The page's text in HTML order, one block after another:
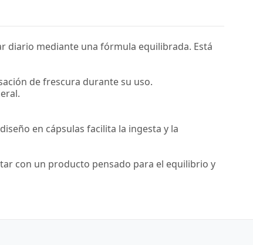
diario mediante una fórmula equilibrada. Está
de frescura durante su uso.
en cápsulas facilita la ingesta y la
con un producto pensado para el equilibrio y